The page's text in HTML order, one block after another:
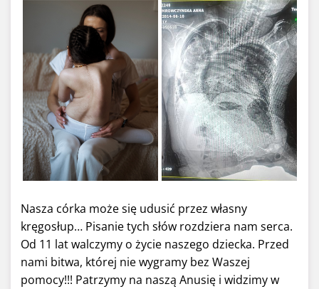
Nasza córka może się udusić przez własny
kręgosłup… Pisanie tych słów rozdziera nam serca.
Od 11 lat walczymy o życie naszego dziecka. Przed
nami bitwa, której nie wygramy bez Waszej
pomocy!!! Patrzymy na naszą Anusię i widzimy w